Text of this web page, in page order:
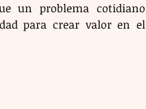
un problema cotidiano
para crear valor en el